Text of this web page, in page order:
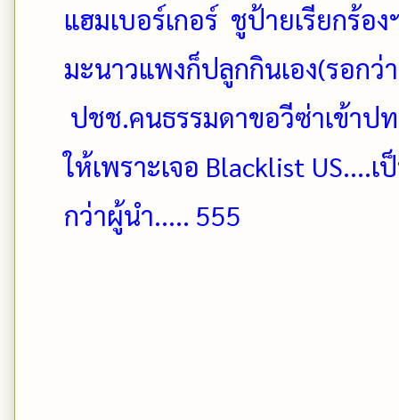
แฮมเบอร์เกอร์ ชูป้ายเรียกร้อ
มะนาวแพงก็ปลูกกินเอง(รอกว่
ปชช.คนธรรมดาขอวีซ่าเข้าป
ให้เพราะเจอ Blacklist
กว่าผู้นำ..... 555